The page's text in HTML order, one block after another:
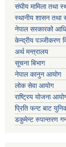
संघीय मामिला तथा
स्थानीय शासन तथा
नेपाल सरकारको
केन्द्रीय पञ्जीकरण
अर्थ मन्त्रालय
सूचना बिभाग
नेपाल कानुन आयोग
लोक सेवा आयोग
राष्ट्रिय योजना
प्रिति फन्ट बाट
डकुमेन्ट रुपान्तरण